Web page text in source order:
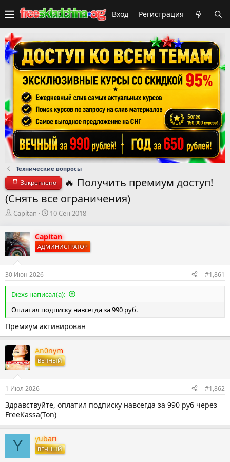
Вход Регистрация
Технические вопросы
Закреплено
🔥 Получить премиум доступ!
(Снять все ограничения)
А
т
о
р
т
е
м
ы
Capitan
Д
т
а
н
ч
л
а
10 Сен 2018
Capitan
АДМИНИСТРАТОР
30 Июн 2026 #1,861
Diexs написал(а):
Оплатил подписку навсегда за 990 руб.
Премиум активирован
An0nym
ВЕЧНЫЙ
1 Июл 2026 #1,862
Здравствуйте, оплатил подписку навсегда за 990 руб через
FreeKassa(Ton)
Y yubari
ВЕЧНЫЙ